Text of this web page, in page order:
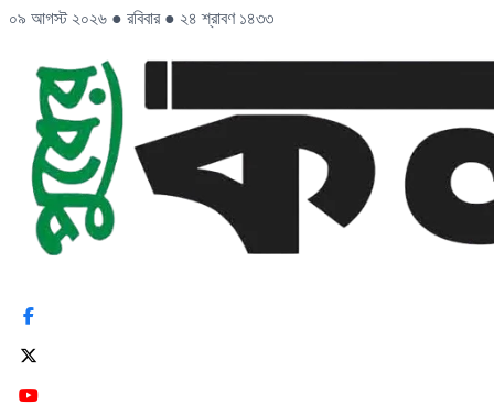
০৯ আগস্ট ২০২৬ ● রবিবার ● ২৪ শ্রাবণ ১৪৩৩